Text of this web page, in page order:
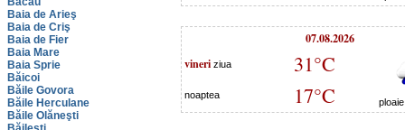
Baia de Arieş
Baia de Criş
Baia de Fier
Baia Mare
Baia Sprie
Băicoi
Băile Govora
Băile Herculane
Băile Olăneşti
07.08.2026
vineri ziua 31°C
noaptea 17°C